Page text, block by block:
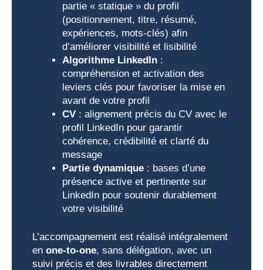
partie « statique » du profil
(positionnement, titre, résumé,
expériences, mots-clés) afin
d’améliorer visibilité et lisibilité
Algorithme LinkedIn :
compréhension et activation des
leviers clés pour favoriser la mise en
avant de votre profil
CV : alignement précis du CV avec le
profil LinkedIn pour garantir
cohérence, crédibilité et clarté du
message
Partie dynamique : bases d’une
présence active et pertinente sur
LinkedIn pour soutenir durablement
votre visibilité
L’accompagnement est réalisé intégralement
en one-to-one, sans délégation, avec un
suivi précis et des livrables directement